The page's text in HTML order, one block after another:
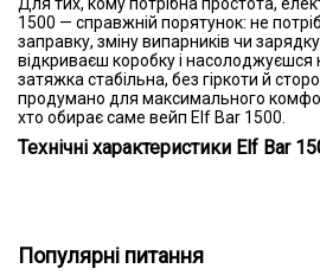
Для тих, кому потрібна простота,
1500 — справжній порятунок: не
заправку, зміну випарників чи
відкриваєш коробку і
затяжка стабільна, без гіркоти й
продумано для максимального
хто обирає саме вейп Elf Bar 1500.
Технічні характеристики Elf Bar
Популярні питання